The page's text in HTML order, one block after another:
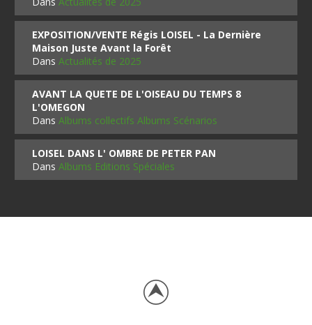
EXPOSITION/VENTE Régis LOISEL - La Dernière
Maison Juste Avant la Forêt
DansActualités de 2025
AVANT LA QUETE DE L'OISEAU DU TEMPS 8
L'OMEGON
DansAlbums collectifs Albums Scénarios
LOISEL DANS L' OMBRE DE PETER PAN
DansAlbums Editions Spéciales